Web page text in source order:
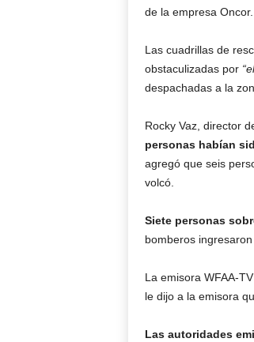
de la empresa Oncor.
Las cuadrillas de
obstaculizadas por
despachadas a la
Rocky Vaz, director
personas habían
agregó que seis
volcó.
Siete personas
bomberos
La emisora WFAA-
le dijo a la emisora
Las autoridades